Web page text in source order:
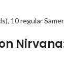
10 regular